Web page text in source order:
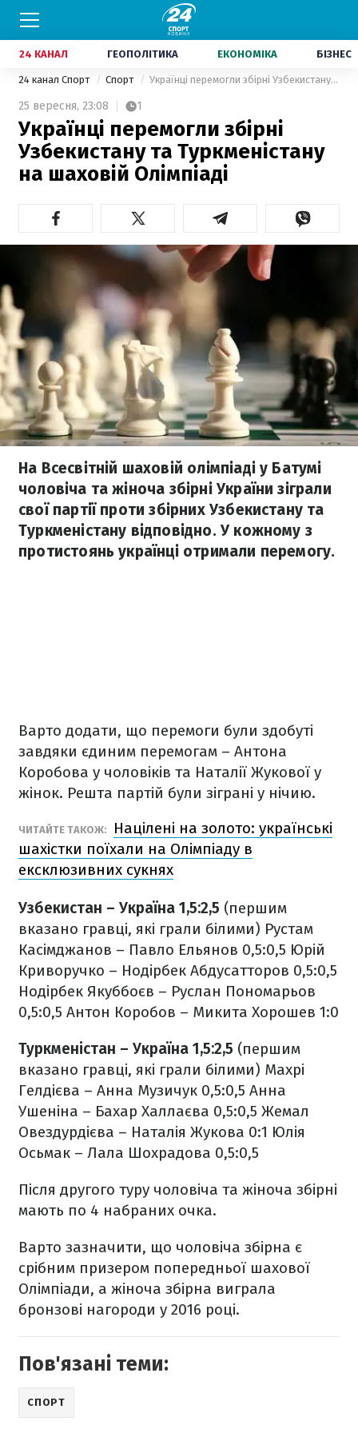
24 КАНАЛ ГЕОПОЛІТИКА ЕКОНОМІКА БІЗНЕС
24 канал Спорт Спорт Українці перемогли збірні Узбекистану та Туркменістану на шаховій Олімпіаді
25 вересня, 23:08 1
Українці перемогли збірні
Узбекистану та Туркменістану
на шаховій Олімпіаді
На Всесвітній шаховій олімпіаді у Батумі
чоловіча та жіноча збірні України зіграли
свої партії проти збірних Узбекистану та
Туркменістану відповідно. У кожному з
протистоянь українці отримали перемогу.
Варто додати, що перемоги були здобуті
завдяки єдиним перемогам – Антона
Коробова у чоловіків та Наталії Жукової у
жінок. Решта партій були зіграні у нічию.
ЧИТАЙТЕ ТАКОЖ:
Націлені на золото: українські
шахістки поїхали на Олімпіаду в
ексклюзивних сукнях
Узбекистан – Україна 1,5:2,5 (першим
вказано гравці, які грали білими) Рустам
Касімджанов – Павло Ельянов 0,5:0,5 Юрій
Криворучко – Нодірбек Абдусатторов 0,5:0,5
Нодірбек Якуббоєв – Руслан Пономарьов
0,5:0,5 Антон Коробов – Микита Хорошев 1:0
Туркменістан – Україна 1,5:2,5 (першим
вказано гравці, які грали білими) Махрі
Гелдієва – Анна Музичук 0,5:0,5 Анна
Ушеніна – Бахар Халлаєва 0,5:0,5 Жемал
Овездурдієва – Наталія Жукова 0:1 Юлія
Осьмак – Лала Шохрадова 0,5:0,5
Після другого туру чоловіча та жіноча збірні
мають по 4 набраних очка.
Варто зазначити, що чоловіча збірна є
срібним призером попередньої шахової
Олімпіади, а жіноча збірна виграла
бронзові нагороди у 2016 році.
Пов'язані теми:
СПОРТ